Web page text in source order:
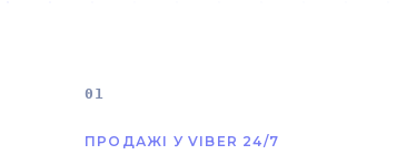
01
ПРОДАЖІ У VIBER 24/7